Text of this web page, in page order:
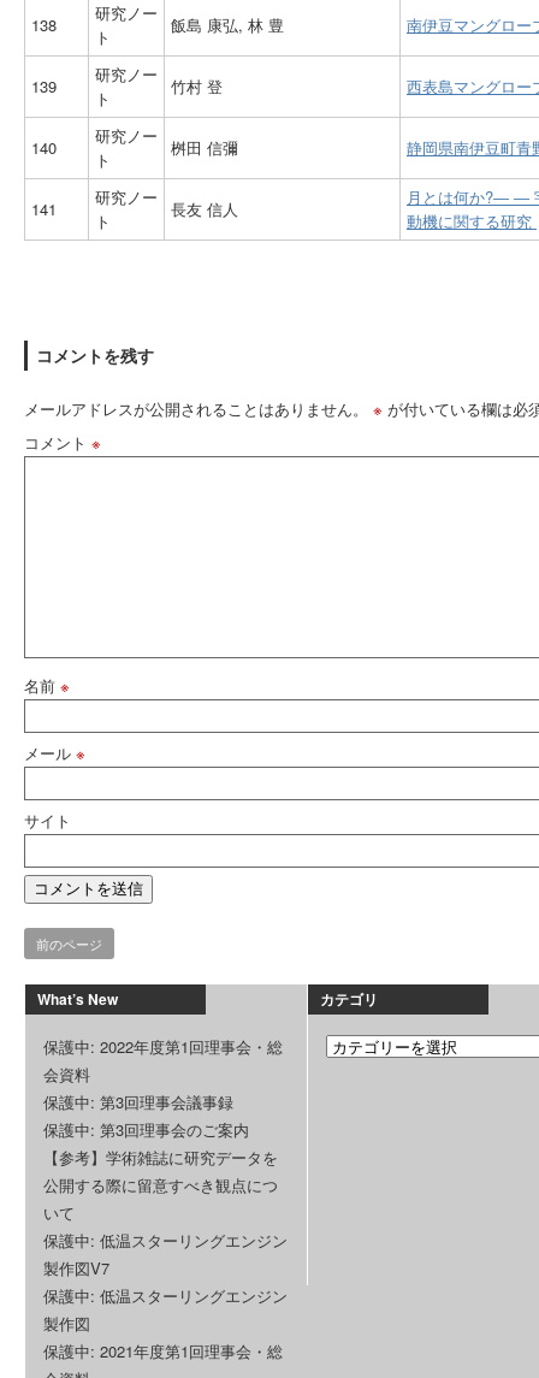
138
研究ノー
ト
飯島 康弘, 林 豊 南伊豆マングロ
139
研究ノー
ト
竹村 登 西表島マングロ
140
研究ノー
ト
桝田 信彌 静岡県南伊豆町
141
研究ノー
ト
長友 信人
月とは何か?― ―
動機に関する研究
コメントを残す
メールアドレスが公開されることはありません。 ※ が付いている欄は必
コメント ※
名前 ※
メール ※
サイト
前のページ
What’s New
保護中: 2022年度第1回理事会・総
会資料
保護中: 第3回理事会議事録
保護中: 第3回理事会のご案内
【参考】学術雑誌に研究データを
公開する際に留意すべき観点につ
いて
保護中: 低温スターリングエンジン
製作図V7
保護中: 低温スターリングエンジン
製作図
保護中: 2021年度第1回理事会・総
カテゴリ